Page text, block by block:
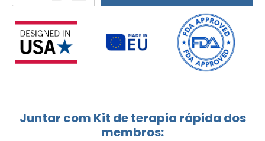
Juntar com Kit de terapia rápida dos
membros: